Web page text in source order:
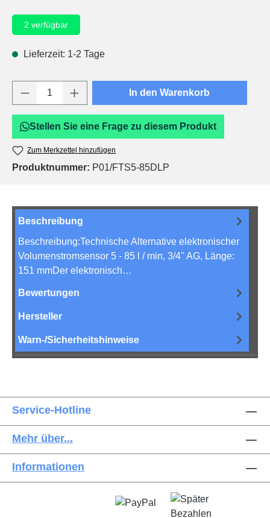
2 verfügbar
Lieferzeit: 1-2 Tage
Produkt Anzahl: Gib den gewünschten
In den Warenkorb
Stellen Sie eine Frage zu diesem Produkt
Zum Merkzettel hinzufügen
Produktnummer: P01/FTS5-85DLP
Beschreibung
Beschreibung:Technische Alternative elektronischer
Volumenstromsensor 5 - 85 l / min, 3/4" AG, Länge:
151 mmDer elektronisch…
Bewertungen
Hersteller
Warn-/Sicherheitshinweise
Service-Hotline
Mehr über...
Informationen